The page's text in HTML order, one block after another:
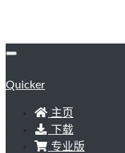
Quicker
主页
下载
专业版